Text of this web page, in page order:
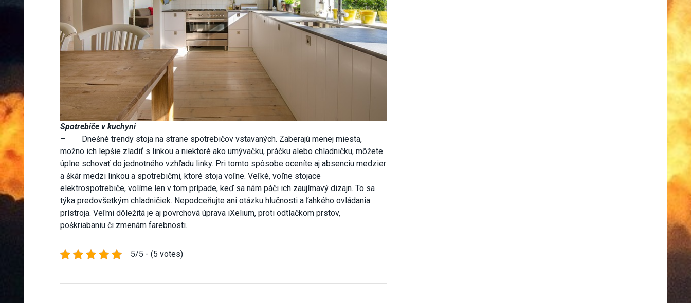
Spotrebiče v kuchyni
– Dnešné trendy stoja na strane spotrebičov vstavaných. Zaberajú menej miesta,
možno ich lepšie zladiť s linkou a niektoré ako umývačku, práčku alebo chladničku, môžete
úplne schovať do jednotného vzhľadu linky. Pri tomto spôsobe oceníte aj absenciu medzier
a škár medzi linkou a spotrebičmi, ktoré stoja voľne. Veľké, voľne stojace
elektrospotrebiče, volíme len v tom prípade, keď sa nám páči ich zaujímavý dizajn. To sa
týka predovšetkým chladničiek. Nepodceňujte ani otázku hlučnosti a ľahkého ovládania
prístroja. Veľmi dôležitá je aj povrchová úprava iXelium, proti odtlačkom prstov,
poškriabaniu či zmenám farebnosti.
5/5 - (5 votes)